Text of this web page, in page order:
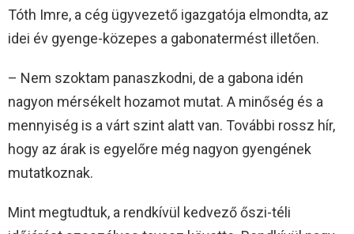
Tóth Imre, a cég ügyvezető igazgatója elmondta, az
idei év gyenge-közepes a gabonatermést illetően.
– Nem szoktam panaszkodni, de a gabona idén
nagyon mérsékelt hozamot mutat. A minőség és a
mennyiség is a várt szint alatt van. További rossz hír,
hogy az árak is egyelőre még nagyon gyengének
mutatkoznak.
Mint megtudtuk, a rendkívül kedvező őszi-téli